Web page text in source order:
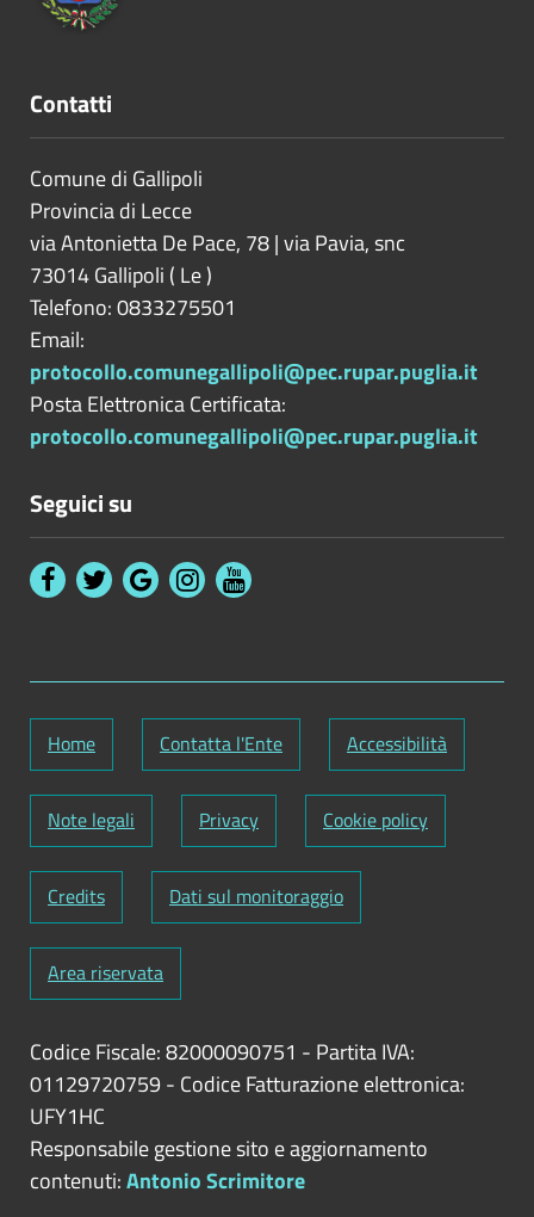
Contatti
Comune di Gallipoli
Provincia di Lecce
via Antonietta De Pace, 78 | via Pavia, snc
73014Gallipoli ( Le)
Telefono: 0833275501
Email:
protocollo.comunegallipoli@pec.rupar.puglia.it
Posta Elettronica Certificata:
protocollo.comunegallipoli@pec.rupar.puglia.it
Seguici su
Home Contatta l'Ente Accessibilità
Note legali Privacy Cookie policy
Credits Dati sul monitoraggio
Area riservata
Codice Fiscale: 82000090751 - Partita IVA:
01129720759- Codice Fatturazione elettronica:
UFY1HC
Responsabile gestione sito e aggiornamento
contenuti:Antonio Scrimitore